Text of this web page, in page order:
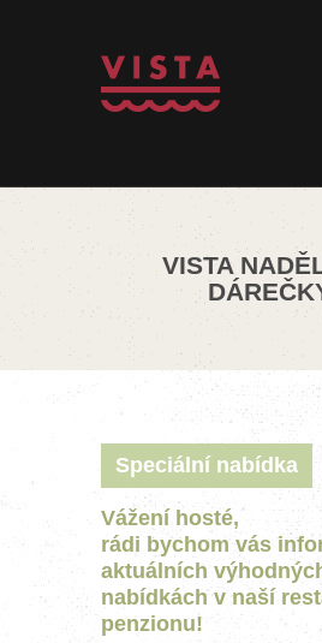
VISTA
ÚVOD
MENU
360° PROHLÍDKA
Speciální nabídka
Vážení hosté,
rádi bychom vás
aktuálních
nabídkách v naší
penzionu!